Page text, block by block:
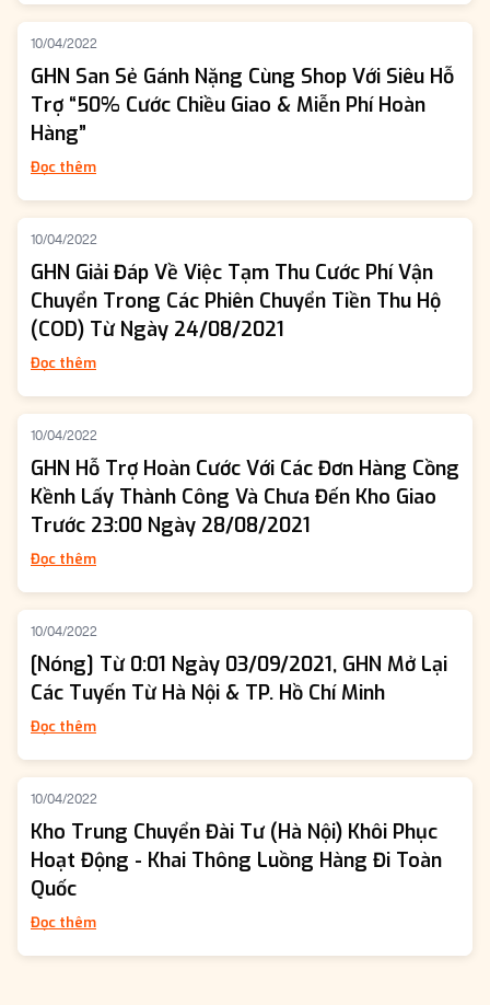
10/04/2022
GHN San Sẻ Gánh Nặng Cùng Shop Với Siêu Hỗ
Trợ “50% Cước Chiều Giao & Miễn Phí Hoàn
Hàng”
Đọc thêm
10/04/2022
GHN Giải Đáp Về Việc Tạm Thu Cước Phí Vận
Chuyển Trong Các Phiên Chuyển Tiền Thu Hộ
(COD) Từ Ngày 24/08/2021
Đọc thêm
10/04/2022
GHN Hỗ Trợ Hoàn Cước Với Các Đơn Hàng Cồng
Kềnh Lấy Thành Công Và Chưa Đến Kho Giao
Trước 23:00 Ngày 28/08/2021
Đọc thêm
10/04/2022
[Nóng] Từ 0:01 Ngày 03/09/2021, GHN Mở Lại
Các Tuyến Từ Hà Nội & TP. Hồ Chí Minh
Đọc thêm
10/04/2022
Kho Trung Chuyển Đài Tư (Hà Nội) Khôi Phục
Hoạt Động - Khai Thông Luồng Hàng Đi Toàn
Quốc
Đọc thêm